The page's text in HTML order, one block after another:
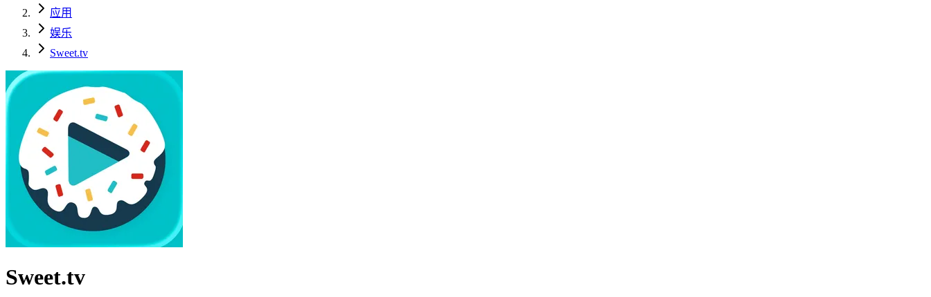
应用
娱乐
Sweet.tv
Sweet.tv